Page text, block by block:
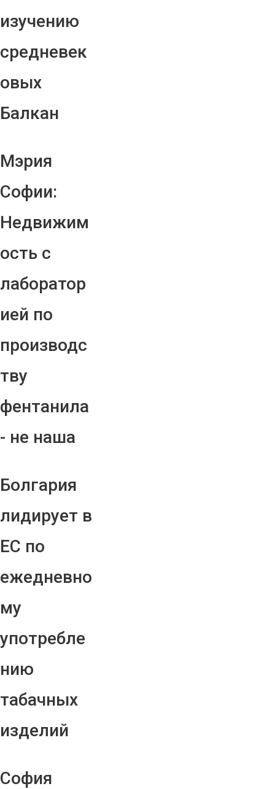
изучению
средневек
овых
Балкан
Мэрия
Софии:
Недвижим
ость с
лаборатор
ией по
производс
тву
фентанила
- не наша
Болгария
лидирует в
ЕС по
ежедневно
му
употребле
нию
табачных
изделий
София